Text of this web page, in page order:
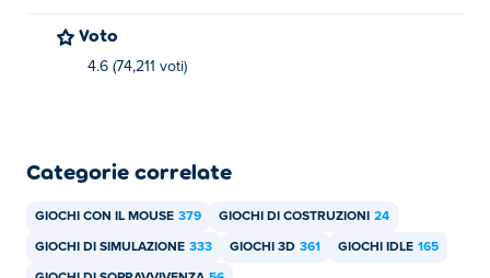
su Poki:Idle Tree City
Idle Light City,Idle Success
Voto
4.6 (74,211 voti)
Categorie correlate
GIOCHI CON IL MOUSE 379 GIOCHI DI COSTRUZIONI 24
GIOCHI DI SIMULAZIONE 333 GIOCHI 3D 361 GIOCHI IDLE 165